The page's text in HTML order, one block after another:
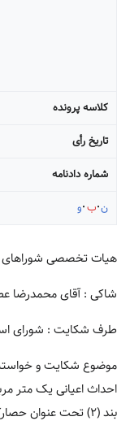
کلاسه پرونده
تاریخ رأی
شماره دادنامه
ن ب و
هیات تخصصی شوراهای
شاکی : آقای محمدرضا
طرف شکایت : شورای
احداث اعیانی یک متر
بند (۲) تحت عنوان